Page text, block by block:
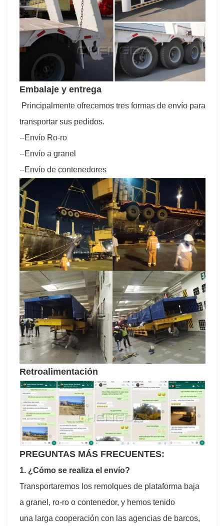
Embalaje y entrega
Principalmente ofrecemos tres formas de envío para
transportar sus pedidos.
--Envío Ro-ro
--Envío a granel
--Envío de contenedores
Retroalimentación
PREGUNTAS MÁS FRECUENTES:
1. ¿Cómo se realiza el envío?
Transportaremos los remolques de plataforma baja
a granel, ro-ro o contenedor, y hemos tenido
una larga cooperación con las agencias de barcos,